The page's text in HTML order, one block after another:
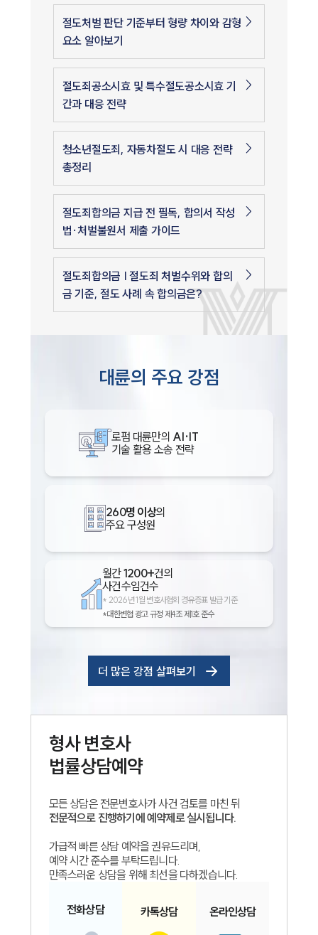
절도처벌 판단 기준부터 형량 차이와 감형
요소 알아보기
절도죄공소시효 및 특수절도공소시효 기
간과 대응 전략
청소년절도죄, 자동차절도 시 대응 전략
총정리
절도죄합의금 지급 전 필독, 합의서 작성
법·처벌불원서 제출 가이드
절도죄합의금 | 절도죄 처벌수위와 합의
금 기준, 절도 사례 속 합의금은?
대륜의 주요 강점
로펌 대륜만의 AI·IT
기술 활용 소송 전략
260명 이상의
주요 구성원
월간1200+건의
사건수임건수
* 2026년 1월 변호사협회 경유증표 발급 기준
*대한변협 광고 규정 제4조 제1호 준수
더 많은 강점 살펴보기
형사변호사
법률상담예약
모든 상담은 전문변호사가 사건 검토를 마친 뒤
전문적으로 진행하기에 예약제로 실시됩니다.
가급적 빠른 상담 예약을 권유드리며,
예약 시간 준수를 부탁드립니다.
만족스러운 상담을 위해 최선을 다하겠습니다.
전화상담 카톡상담 온라인상담